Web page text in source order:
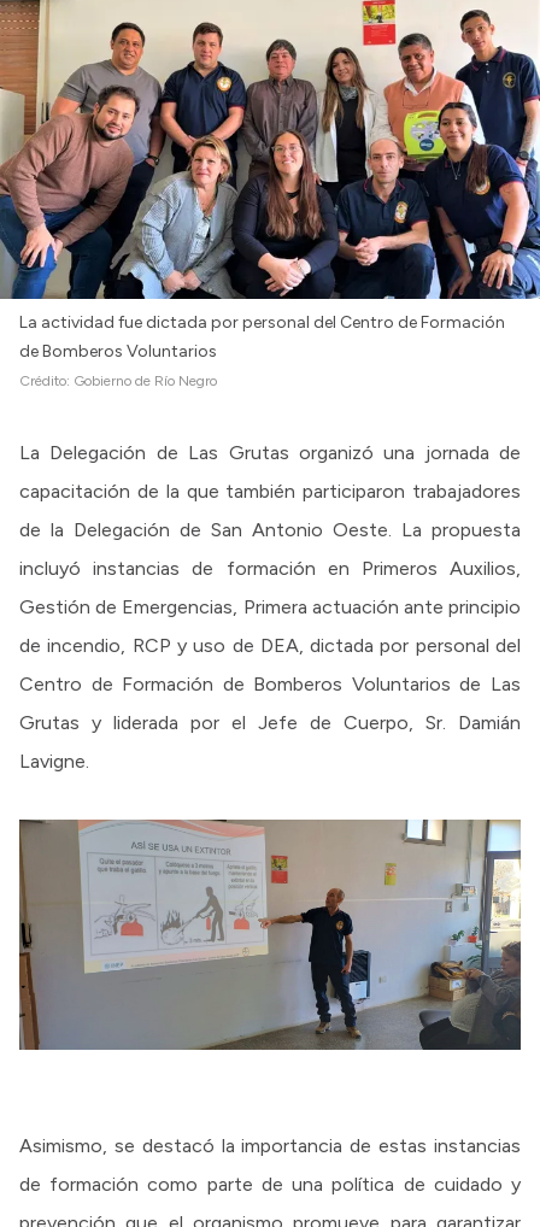
La actividad fue dictada por personal del Centro de Formación
de Bomberos Voluntarios
Crédito: Gobierno de Río Negro
La Delegación de Las Grutas organizó una jornada de
capacitación de la que también participaron trabajadores
de la Delegación de San Antonio Oeste. La propuesta
incluyó instancias de formación en Primeros Auxilios,
Gestión de Emergencias, Primera actuación ante principio
de incendio, RCP y uso de DEA, dictada por personal del
Centro de Formación de Bomberos Voluntarios de Las
Grutas y liderada por el Jefe de Cuerpo, Sr. Damián
Lavigne.
Asimismo, se destacó la importancia de estas instancias
de formación como parte de una política de cuidado y